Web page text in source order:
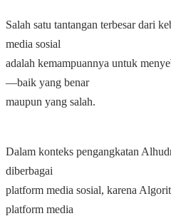
Salah satu tantangan terbesar dari
media sosial
adalah kemampuannya untuk
—baik yang benar
maupun yang salah.
Dalam konteks pengangkatan
diberbagai
platform media sosial, karena
platform media